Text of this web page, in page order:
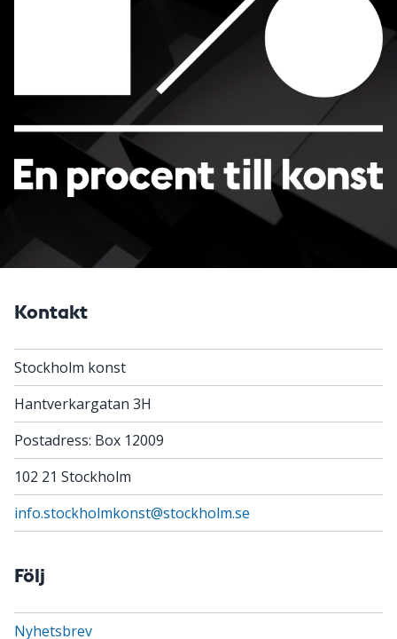
Kontakt
Stockholm konst
Hantverkargatan 3H
Postadress: Box 12009
102 21 Stockholm
info.stockholmkonst@stockholm.se
Följ
Nyhetsbrev